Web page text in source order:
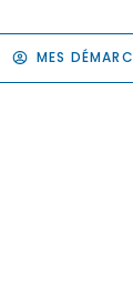
MES